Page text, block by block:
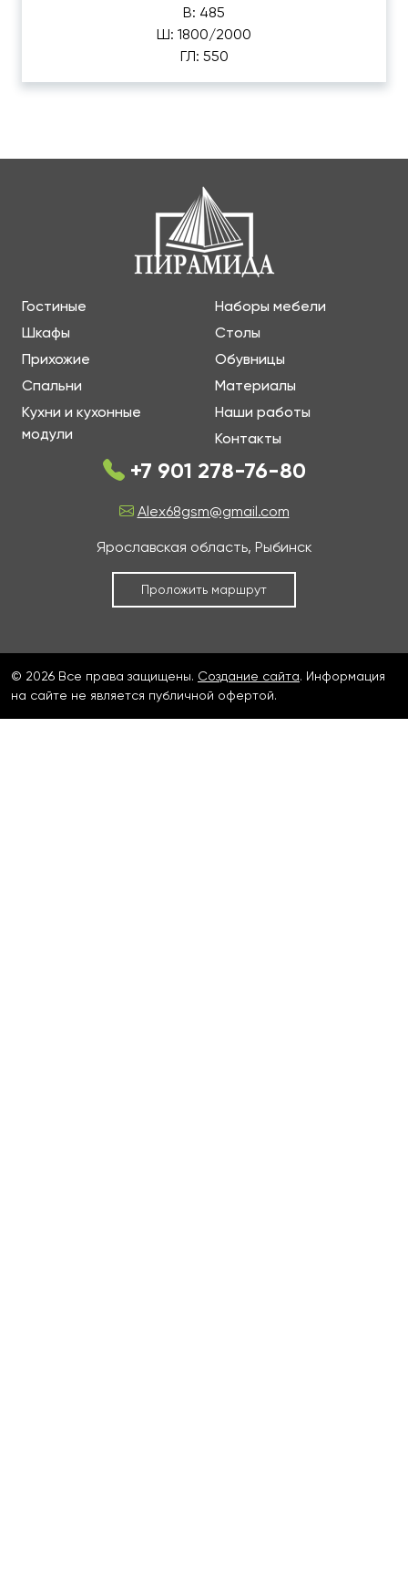
В: 485
Ш: 1800/2000
ГЛ: 550
Гостиные
Шкафы
Прихожие
Спальни
Кухни и кухонные
модули
Наборы мебели
Столы
Обувницы
Материалы
Наши работы
Контакты
+7 901 278-76-80
Alex68gsm@gmail.com
Ярославская область, Рыбинск
Проложить маршрут
© 2026 Все права защищены. Создание сайта. Информация
на сайте не является публичной офертой.